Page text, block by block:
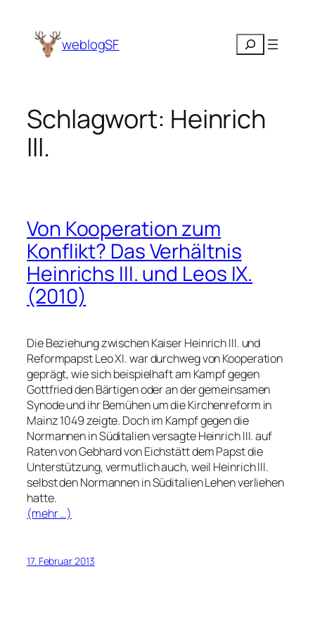
Inhalt
springen weblogSF Suchen
Schlagwort: Heinrich
III.
Von Kooperation zum
Konflikt? Das Verhältnis
Heinrichs III. und Leos IX.
(2010)
Die Beziehung zwischen Kaiser Heinrich III. und
Reformpapst Leo XI. war durchweg von Kooperation
geprägt, wie sich beispielhaft am Kampf gegen
Gottfried den Bärtigen oder an der gemeinsamen
Synode und ihr Bemühen um die Kirchenreform in
Mainz 1049 zeigte. Doch im Kampf gegen die
Normannen in Süditalien versagte Heinrich III. auf
Raten von Gebhard von Eichstätt dem Papst die
Unterstützung, vermutlich auch, weil Heinrich III.
selbst den Normannen in Süditalien Lehen verliehen
hatte.
(mehr …)
17. Februar 2013